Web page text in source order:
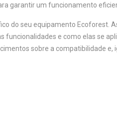
garantir um funcionamento
do seu equipamento Ecoforest.
funcionalidades e como elas se
sobre a compatibilidade e,